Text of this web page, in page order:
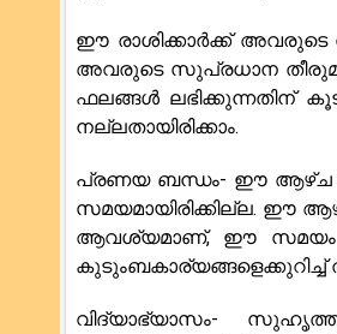
ഈ രാശിക്കാർക്ക് അവരുടെ
അവരുടെ സുപ്രധാന
ഫലങ്ങൾ ലഭിക്കുന്നതിന്
നല്ലതായിരിക്കാം.
പ്രണയ ബന്ധം- ഈ ആഴ്ച
സമയമായിരിക്കില്ല. ഈ
ആവശ്യമാണ്, ഈ സമയം
വിദ്യാഭ്യാസം-